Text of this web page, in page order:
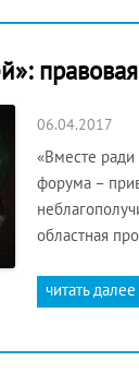
06.04.2017
«Вместе
форума –
областная
читать далее